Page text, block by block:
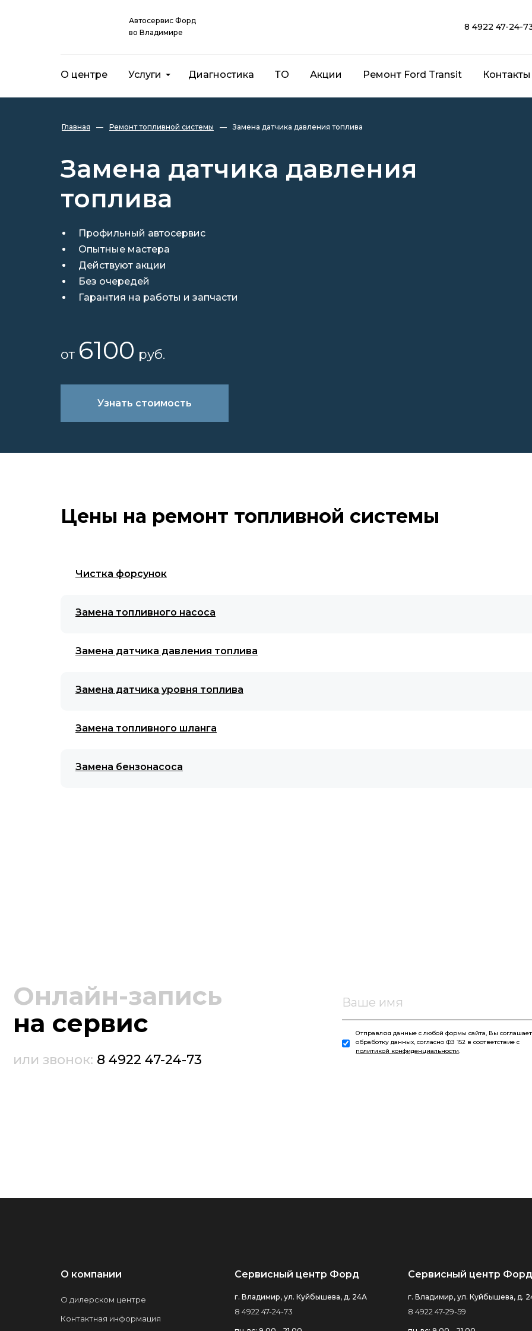
Автосервис Форд
во Владимире
8 4922 47-24-
О центре Услуги Диагностика ТО Акции Ремонт Ford Transit Контакты
Главная — Ремонт топливной системы — Замена датчика давления топлива
Замена датчика давления
топлива
Профильный автосервис
Опытные мастера
Действуют акции
Без очередей
Гарантия на работы и запчасти
от 6100 руб.
Узнать стоимость
Цены на ремонт топливной системы
Чистка форсунок
Замена топливного насоса
Замена датчика давления топлива
Замена датчика уровня топлива
Замена топливного шланга
Замена бензонасоса
Онлайн-запись
на сервис
или звонок: 8 4922 47-24-73
Отправляя данные с любой формы сайта, Вы
обработку данных, согласно ФЗ 152 в соответствие с
политикой конфиденциальности.
О компании
О дилерском центре
Контактная информация
Сервисный центр Форд
г. Владимир, ул. Куйбышева, д. 24А
8 4922 47-24-73
Сервисный центр
г. Владимир, ул. Куйбышева, д.
8 4922 47-29-59